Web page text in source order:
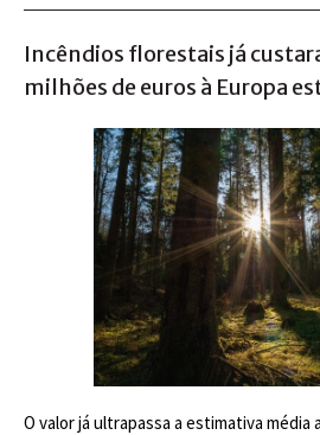
Incêndios florestais já
milhões de euros à Europa
O valor já ultrapassa a estimativa média